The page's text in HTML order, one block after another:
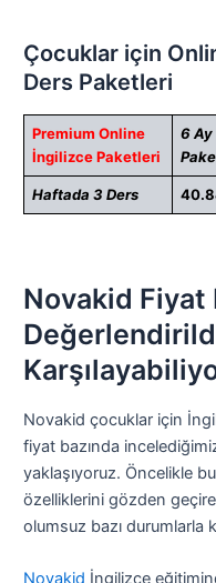
Çocuklar için
Ders Paketleri
Premium Online
İngilizce Paketleri
6 Ay
Haftada 3 Ders
Novakid Fiyat
Novakid çocuklar için
fiyat bazında
yaklaşıyoruz. Öncelikle
özelliklerini gözden
olumsuz bazı durumlarla